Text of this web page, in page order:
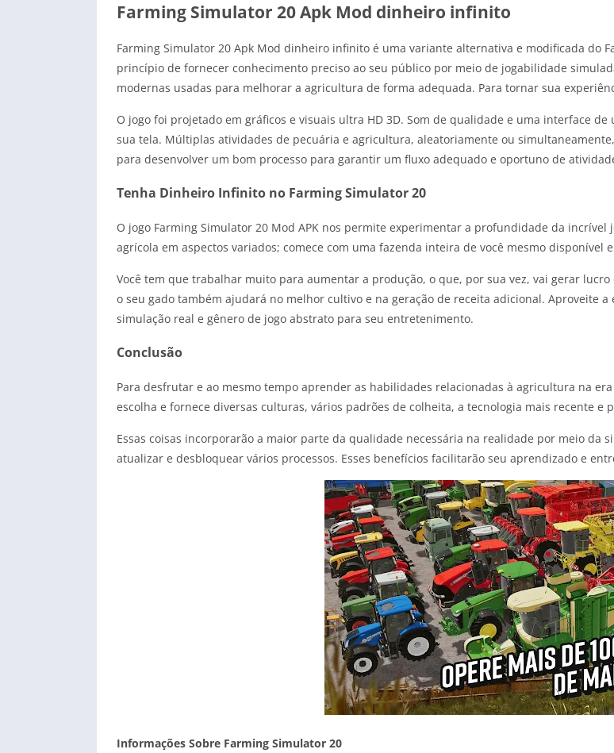
Farming Simulator 20 Apk Mod dinheiro infinito
Farming Simulator 20 Apk Mod dinheiro infinito é uma variante alternativa e modificada do
princípio de fornecer conhecimento preciso ao seu público por meio de jogabilidade
modernas usadas para melhorar a agricultura de forma adequada. Para tornar sua
O jogo foi projetado em gráficos e visuais ultra HD 3D. Som de qualidade e uma interface
sua tela. Múltiplas atividades de pecuária e agricultura, aleatoriamente ou
para desenvolver um bom processo para garantir um fluxo adequado e oportuno de
Tenha Dinheiro Infinito no Farming Simulator 20
O jogo Farming Simulator 20 Mod APK nos permite experimentar a profundidade da incrível
agrícola em aspectos variados; comece com uma fazenda inteira de você mesmo disponível
Você tem que trabalhar muito para aumentar a produção, o que, por sua vez, vai gerar
o seu gado também ajudará no melhor cultivo e na geração de receita adicional. Aproveite
simulação real e gênero de jogo abstrato para seu entretenimento.
Conclusão
Para desfrutar e ao mesmo tempo aprender as habilidades relacionadas à agricultura na
escolha e fornece diversas culturas, vários padrões de colheita, a tecnologia mais recente e
Essas coisas incorporarão a maior parte da qualidade necessária na realidade por meio da
atualizar e desbloquear vários processos. Esses benefícios facilitarão seu aprendizado e
Informações Sobre Farming Simulator 20